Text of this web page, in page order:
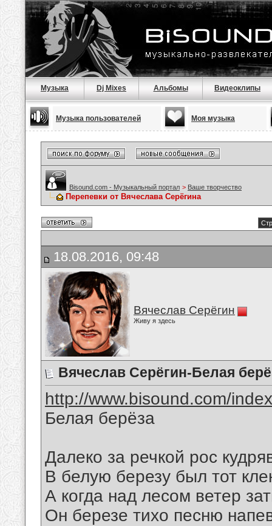
Музыка Dj Mixes Альбомы Видеоклипы
Музыка пользователей Моя музыка
Bisound.com - Музыкальный портал > Ваше творчество
Перепевки от Вячеслава Серёгина
18.08.2016, 09:48
Вячеслав Серёгин
Живу я здесь
Вячеслав Серёгин-Белая
http://www.bisound.com/
Белая берёза
Далеко за речкой рос
В белую березу был тот
А когда над лесом ветер
Он березе тихо песню